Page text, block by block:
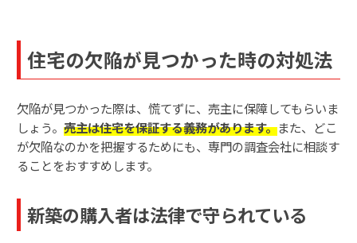
住宅の欠陥が見つかった時の対処法
欠陥が見つかった際は、慌てずに、売主に保障してもらいま
しょう。 売主は住宅を保証する義務があります。また、どこ
が欠陥なのかを把握するためにも、専門の調査会社に相談す
ることをおすすめします。
新築の購入者は法律で守られている